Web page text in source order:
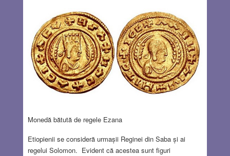
Monedă bătută de regele Ezana
Etiopienii se consideră urmașii Reginei din Saba și ai
regelui Solomon. Evident că acestea sunt figuri